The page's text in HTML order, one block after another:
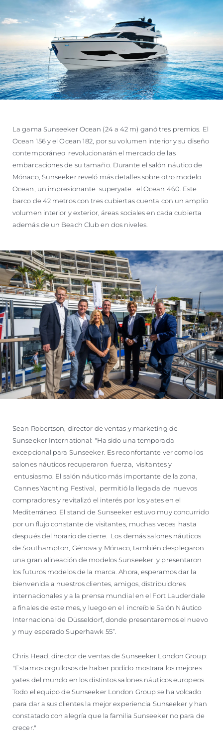
La gama Sunseeker Ocean (24 a 42 m) ganó tres premios. El
Ocean 156 y el Ocean 182, por su volumen interior y su diseño
contemporáneo revolucionarán el mercado de las
embarcaciones de su tamaño. Durante el salón náutico de
Mónaco, Sunseeker reveló más detalles sobre otro modelo
Ocean, un impresionante superyate: el Ocean 460. Este
barco de 42 metros con tres cubiertas cuenta con un amplio
volumen interior y exterior, áreas sociales en cada cubierta
además de un Beach Club en dos niveles.
Sean Robertson, director de ventas y marketing de
Sunseeker International: "Ha sido una temporada
excepcional para Sunseeker. Es reconfortante ver como los
salones náuticos recuperaron fuerza, visitantes y
entusiasmo. El salón náutico más importante de la zona,
Cannes Yachting Festival, permitió la llegada de nuevos
compradores y revitalizó el interés por los yates en el
Mediterráneo. El stand de Sunseeker estuvo muy concurrido
por un flujo constante de visitantes, muchas veces hasta
después del horario de cierre. Los demás salones náuticos
de Southampton, Génova y Mónaco, también desplegaron
una gran alineación de modelos Sunseeker y presentaron
los futuros modelos de la marca. Ahora, esperamos dar la
bienvenida a nuestros clientes, amigos, distribuidores
internacionales y a la prensa mundial en el Fort Lauderdale
a finales de este mes, y luego en el increíble Salón Náutico
Internacional de Düsseldorf, donde presentaremos el nuevo
y muy esperado Superhawk 55”.
Chris Head, director de ventas de Sunseeker London Group:
"Estamos orgullosos de haber podido mostrara los mejores
yates del mundo en los distintos salones náuticos europeos.
Todo el equipo de Sunseeker London Group se ha volcado
para dar a sus clientes la mejor experiencia Sunseeker y han
constatado con alegría que la familia Sunseeker no para de
crecer."